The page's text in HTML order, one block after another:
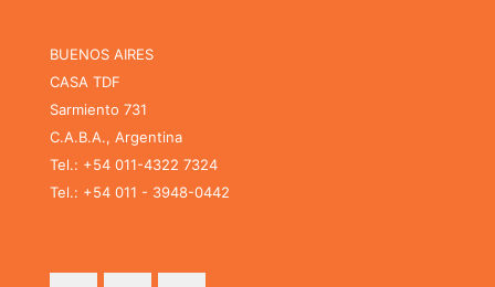
BUENOS AIRES
CASA TDF
Sarmiento 731
C.A.B.A., Argentina
Tel.: +54 011-4322 7324
Tel.: +54 011 - 3948-0442